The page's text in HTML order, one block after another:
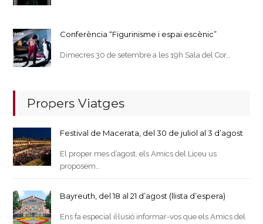
Conferència “Figurinisme i espai escènic”
Dimecres 30 de setembre a les 19h Sala del Cor…
Propers Viatges
Festival de Macerata, del 30 de juliol al 3 d’agost
El proper mes d’agost, els Amics del Liceu us
proposem…
Bayreuth, del 18 al 21 d’agost (llista d’espera)
Ens fa especial il·lusió informar-vos que els Amics del